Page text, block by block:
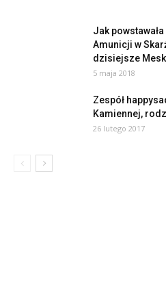
Jak
Amunicji w
dzisiejsze
5 maja 2018
Zespół
Kamiennej,
26 lutego 2017